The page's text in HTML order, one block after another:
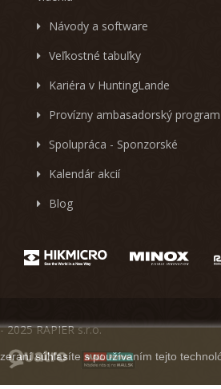
Návody a software
Veľkostné tabuľky
Kariéra v HuntingLande
Provízny ambasadorský program
Spolupráca - Sponzorské
Kalendár akcií
Blog
súhlasíte s používaním tejto
RAPIER s.r.o.